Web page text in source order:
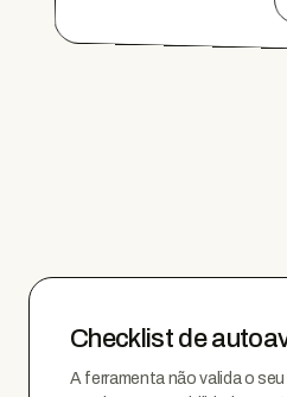
Checklist de
A ferramenta não valida o